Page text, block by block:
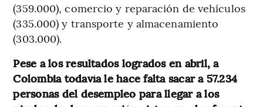
(359.000), comercio y reparación de vehículos
(335.000) y transporte y almacenamiento
(303.000).
Pese a los resultados logrados en abril, a
Colombia todavía le hace falta sacar a 57.234
personas del desempleo para llegar a los